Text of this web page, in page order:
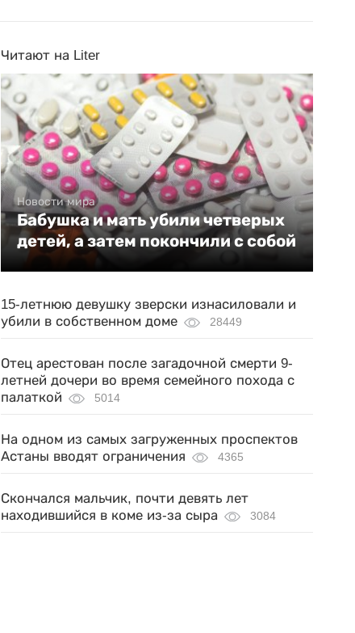
Читают на Liter
Новости мира
Бабушка и мать убили четверых
детей, а затем покончили с собой
15-летнюю девушку зверски изнасиловали и
убили в собственном доме
28449
Отец арестован после загадочной смерти 9-
летней дочери во время семейного похода с
палаткой
5014
На одном из самых загруженных проспектов
Астаны вводят ограничения
4365
Скончался мальчик, почти девять лет
находившийся в коме из-за сыра
3084